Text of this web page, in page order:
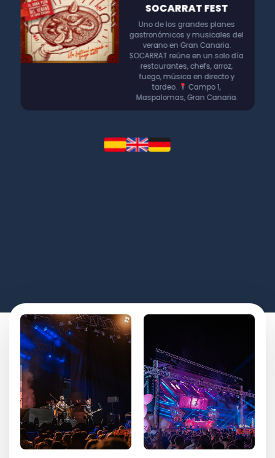
SOCARRAT FEST
Uno de los grandes planes
gastronómicos y musicales del
verano en Gran Canaria.
SOCARRAT reúne en un solo día
restaurantes, chefs, arroz,
fuego, música en directo y
tardeo.
Campo 1,
Maspalomas, Gran Canaria.